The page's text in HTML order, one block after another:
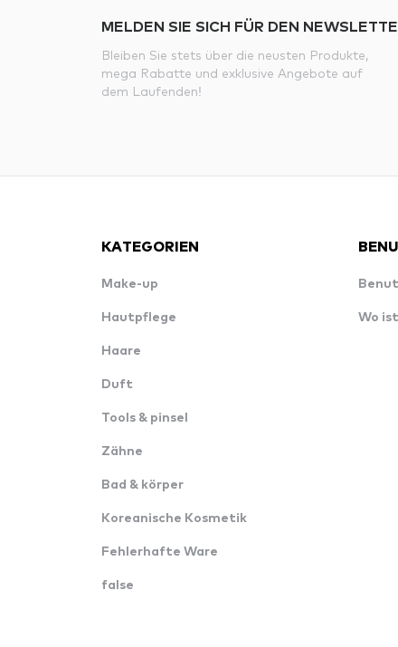
MELDEN SIE SICH FÜR DEN
Bleiben Sie stets über die neusten Produkte,
mega Rabatte und exklusive Angebote auf
dem Laufenden!
KATEGORIEN
Make-up
Hautpflege
Haare
Duft
Tools & pinsel
Zähne
Bad & körper
Koreanische Kosmetik
Fehlerhafte Ware
false
Wo